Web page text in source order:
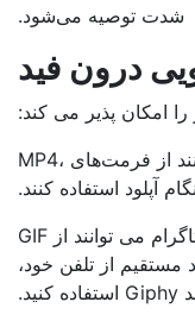
توصیه می‌شود.
درون فید
پذیر می کند:
پست‌های ویدیویی درون فید می‌توانند از فرمت‌های MP4،
در حالی که ویدیوهای in-feed اینستاگرام می توانند از GIF
از تلفن خود،